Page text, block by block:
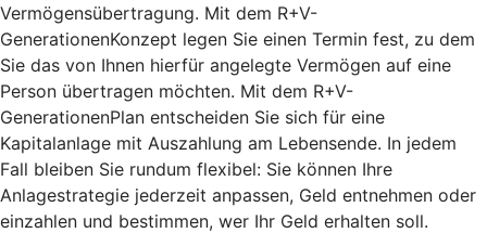
Vermögensübertragung. Mit dem R+V-
GenerationenKonzept legen Sie einen Termin fest, zu dem
Sie das von Ihnen hierfür angelegte Vermögen auf eine
Person übertragen möchten. Mit dem R+V-
GenerationenPlan entscheiden Sie sich für eine
Kapitalanlage mit Auszahlung am Lebensende. In jedem
Fall bleiben Sie rundum flexibel: Sie können Ihre
Anlagestrategie jederzeit anpassen, Geld entnehmen oder
einzahlen und bestimmen, wer Ihr Geld erhalten soll.